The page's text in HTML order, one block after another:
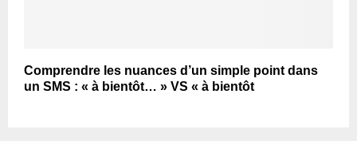
Comprendre les nuances d’un simple point dans
un SMS : « à bientôt… » VS « à bientôt